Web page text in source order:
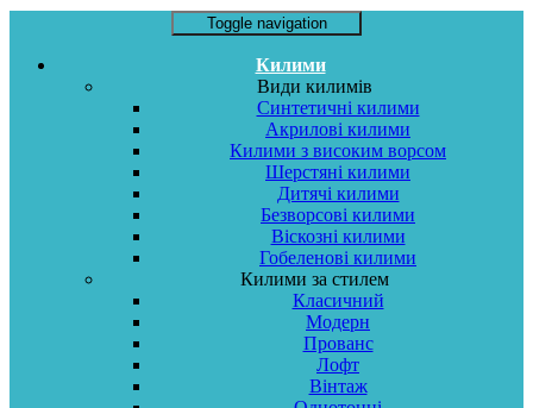
Toggle navigation
Килими
Види килимів
Синтетичні килими
Акрилові килими
Килими з високим ворсом
Шерстяні килими
Дитячі килими
Безворсові килими
Віскозні килими
Гобеленові килими
Килими за стилем
Класичний
Модерн
Прованс
Лофт
Вінтаж